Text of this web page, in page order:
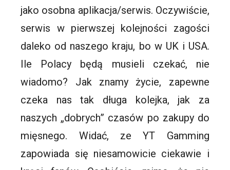
jako osobna aplikacja/serwis. Oczywiście,
serwis w pierwszej kolejności zagości
daleko od naszego kraju, bo w UK i USA.
Ile Polacy będą musieli czekać, nie
wiadomo? Jak znamy życie, zapewne
czeka nas tak długa kolejka, jak za
naszych „dobrych” czasów po zakupy do
mięsnego. Widać, ze YT Gamming
zapowiada się niesamowicie ciekawie i